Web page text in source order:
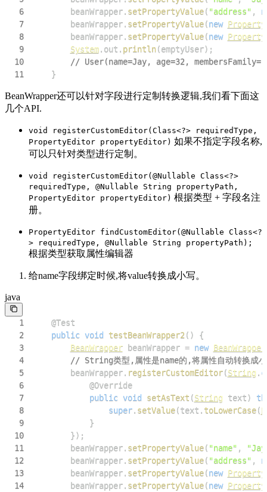
6
        beanWrapper
. setPropertyValue( "address" ,
7
        beanWrapper
. setPropertyValue(new
8
        beanWrapper
. setPropertyValue(new
9
System. out . println(emptyUser) ;
10
// User(name=Jay, age=32,
11
}
BeanWrapper还可以针对字段进行定制转换逻辑,我们看下面这
几个API.
void registerCustomEditor(Class<?> requiredType,
PropertyEditor propertyEditor) 如果不指定字段名称,
可以只针对类型进行定制。
void registerCustomEditor(@Nullable Class<?>
requiredType, @Nullable String propertyPath,
PropertyEditor propertyEditor) 根据类型 + 字段名注
册。
PropertyEditor findCustomEditor(@Nullable Class<?
> requiredType, @Nullable String propertyPath);
根据类型获取属性编辑器
给name字段绑定时候,将value转换成小写。
java
1
@Test
2
public void testBeanWrapper2 ( )
{
3
BeanWrapper beanWrapper = new
4
// String类型,属性是name的,将属性自动转换成
5
        beanWrapper
. registerCustomEditor(String .
6
@Override
7
public void setAsText (String text)
8
super. setValue(text . toLowerCase(
9
}
10
}) ;
11
        beanWrapper
. setPropertyValue( "name" ,
12
        beanWrapper
. setPropertyValue( "address" ,
13
        beanWrapper
. setPropertyValue(new
14
        beanWrapper
. setPropertyValue(new